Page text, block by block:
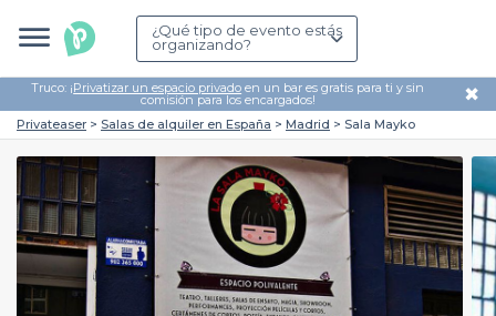
¿Qué tipo de evento estás
organizando?
Truco: ¡Privatizar un espacio privado en un bar es gratis para ti y sin
comisión para los encargados! ✖
Privateaser Salas de alquiler en España Madrid Sala Mayko